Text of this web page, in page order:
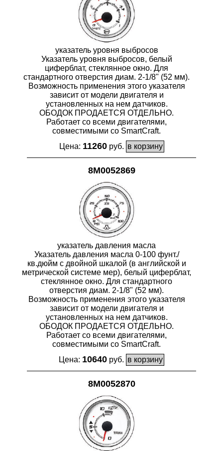
указатель уровня выбросов
Указатель уровня выбросов, белый
циферблат, стеклянное окно. Для
стандартного отверстия диам. 2-1/8" (52 мм).
Возможность применения этого указателя
зависит от модели двигателя и
установленных на нем датчиков.
ОБОДОК ПРОДАЕТСЯ ОТДЕЛЬНО.
Работает со всеми двигателями,
совместимыми со SmartCraft.
Цена: 11260руб.
8M0052869
указатель давления масла
Указатель давления масла 0-100 фунт./
кв.дюйм с двойной шкалой (в английской и
метрической системе мер), белый циферблат,
стеклянное окно. Для стандартного
отверстия диам. 2-1/8" (52 мм).
Возможность применения этого указателя
зависит от модели двигателя и
установленных на нем датчиков.
ОБОДОК ПРОДАЕТСЯ ОТДЕЛЬНО.
Работает со всеми двигателями,
совместимыми со SmartCraft.
Цена: 10640 руб.
8M0052870